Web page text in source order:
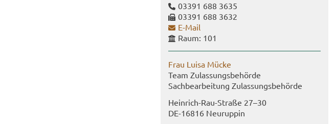
03391 688 3635
03391 688 3632
E-​Mail
Raum: 101
Frau Luisa Mücke
Team Zu­las­sungs­be­hör­de
Sach­be­ar­bei­tung Zu­las­sungs­be­hör­de
Heinrich-​Rau-Straße 27–30
DE-​16816 Neu­rup­pin